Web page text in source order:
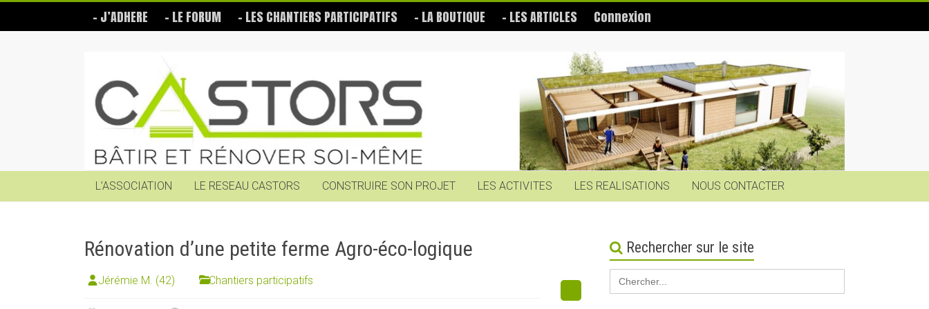
content
– J’ADHERE – LE FORUM – LES CHANTIERS PARTICIPATIFS – LA BOUTIQUE – LES ARTICLES Connexion
Castors
Bâtir
soi-
même
L’ASSOCIATION
LE RESEAU CASTORS CONSTRUIRE SON PROJET LES ACTIVITES LES REALISATIONS NOUS CONTACTER
Rénovation d’une petite ferme Agro-éco-logique
Jérémie M. (42) Chantiers participatifs
Rechercher sur le site
Search
for: